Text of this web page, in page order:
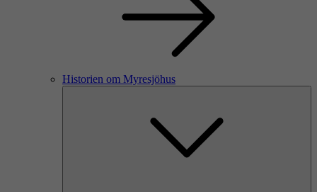
Historien om Myresjöhus